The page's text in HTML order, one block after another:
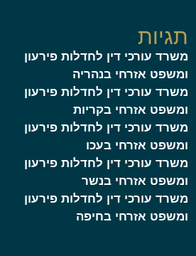
תגיות
משרד עורכי דין לחדלות פירעון
ומשפט אזרחי בנהריה
משרד עורכי דין לחדלות פירעון
ומשפט אזרחי בקריות
משרד עורכי דין לחדלות פירעון
ומשפט אזרחי בעכו
משרד עורכי דין לחדלות פירעון
ומשפט אזרחי בנשר
משרד עורכי דין לחדלות פירעון
ומשפט אזרחי בחיפה